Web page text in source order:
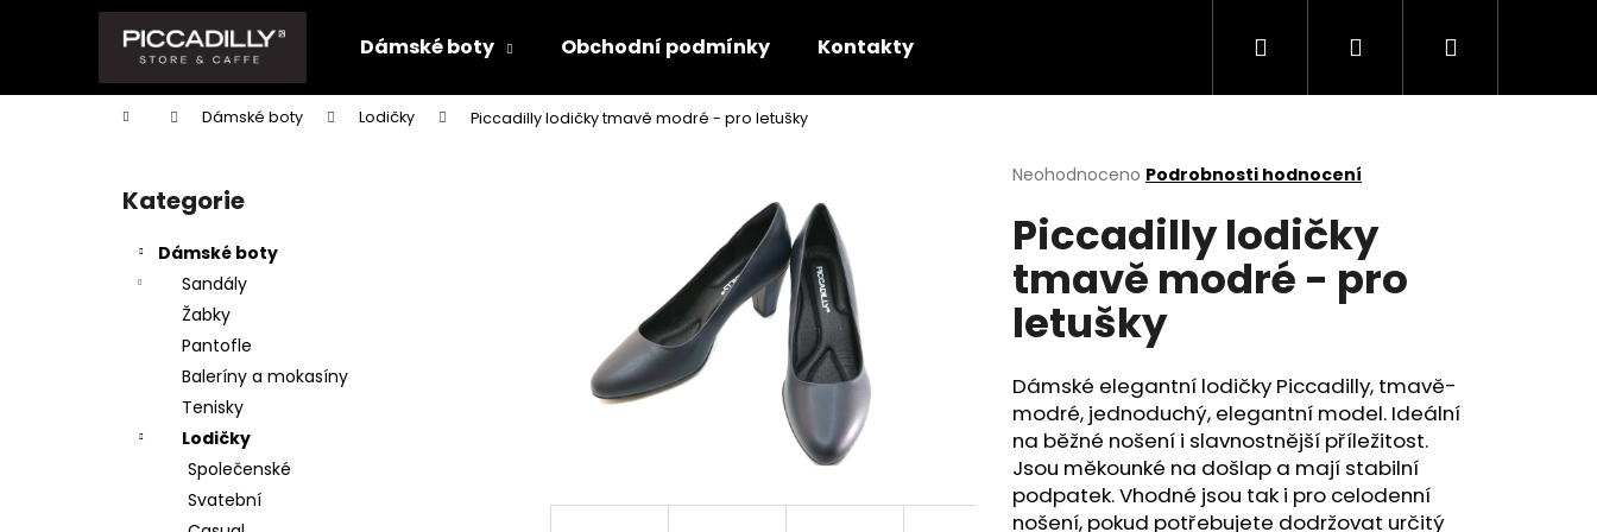
Dámské boty Obchodní podmínky Kontakty Hledat PřihlášeníNákupní
Domů Dámské boty Lodičky Piccadilly lodičky tmavě modré - pro letušky
Přeskočit
kategorie
Kategorie
Dámské boty
Sandály
Žabky
Pantofle
Baleríny a mokasíny
Tenisky
Lodičky
Společenské
Svatební
Průměrné
produktu
je
0,0
z
5
hvězdiček.
Neohodnoceno Podrobnosti hodnocení
Piccadilly lodičky
tmavě modré - pro
letušky
Dámské elegantní lodičky Piccadilly, tmavě-
modré, jednoduchý, elegantní model. Ideální
na běžné nošení i slavnostnější příležitost.
Jsou měkounké na došlap a mají stabilní
podpatek. Vhodné jsou tak i pro celodenní
nošení, pokud potřebujete dodržovat určitý
í
do
do
Co potřebujete najít?
Doporučujeme
Následující